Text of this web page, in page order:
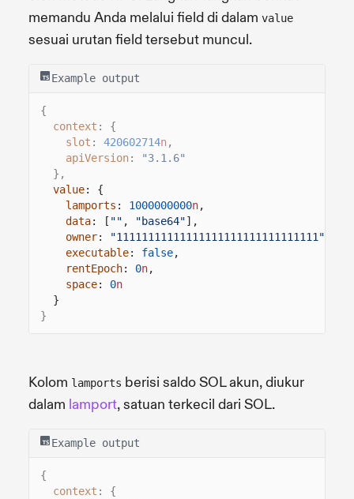
memandu Anda melalui field di dalam value
sesuai urutan field tersebut muncul.
Example output
{
context : {
slot : 420602714n,
apiVersion:
"3.1.6"
},
value: {
lamports : 1000000000n,
data: [ "" , "base64"],
owner: "11111111111111111111111111111111"
executable: false,
rentEpoch: 0n,
space: 0n
}
}
Kolom lamports berisi saldo SOL akun, diukur
dalam lamport, satuan terkecil dari SOL.
Example output
{
context : {